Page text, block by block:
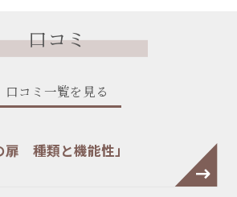
口コミ
口コミ一覧を見る
扉 種類と機能性」